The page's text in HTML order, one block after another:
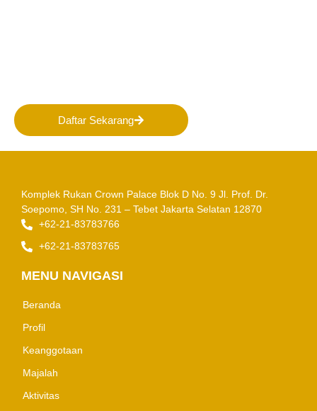
Daftar Sekarang
Komplek Rukan Crown Palace Blok D No. 9 Jl. Prof. Dr.
Soepomo, SH No. 231 – Tebet Jakarta Selatan 12870
+62-21-83783766
+62-21-83783765
MENU NAVIGASI
Beranda
Profil
Keanggotaan
Majalah
Aktivitas